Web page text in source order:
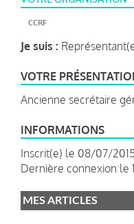
CCRF
Je suis :
VOTRE
Ancienne secrétaire
INFORMATIONS
Inscrit(e) le 08/07/
Dernière connexion le
MES ARTICLES